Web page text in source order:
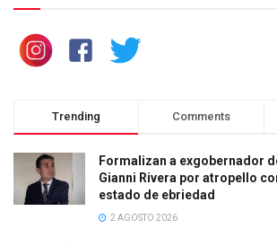
Trending Comments
Formalizan a exgobernador
Gianni Rivera por atropello
estado de ebriedad
2 AGOSTO 2026